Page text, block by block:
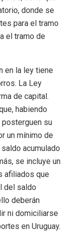
donde se
para el tramo
el tramo de
en la ley tiene
La Ley
de capital.
habiendo
su
un mínimo de
acumulado
se incluye un
afiliados que
del saldo
deberán
ni domiciliarse
en Uruguay.